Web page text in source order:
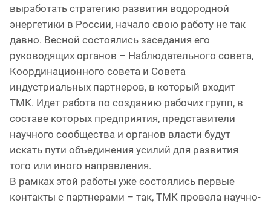
выработать стратегию развития водородной
энергетики в России, начало свою работу не так
давно. Весной состоялись заседания его
руководящих органов – Наблюдательного совета,
Координационного совета и Совета
индустриальных партнеров, в который входит
ТМК. Идет работа по созданию рабочих групп, в
составе которых предприятия, представители
научного сообщества и органов власти будут
искать пути объединения усилий для развития
того или иного направления.
В рамках этой работы уже состоялись первые
контакты с партнерами – так, ТМК провела научно-